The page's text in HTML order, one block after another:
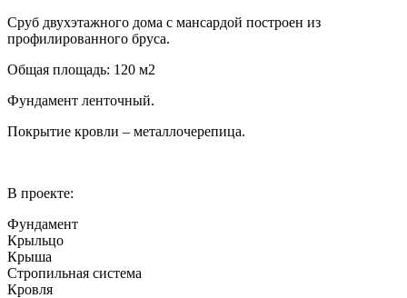
Сруб двухэтажного дома с мансардой построен из
профилированного бруса.
Общая площадь: 120 м2
Фундамент ленточный.
Покрытие кровли – металлочерепица.
В проекте:
Фундамент
Крыльцо
Крыша
Стропильная система
Кровля